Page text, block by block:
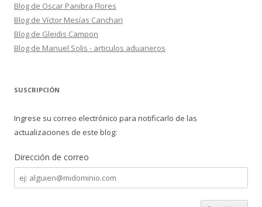
Blog de Oscar Panibra Flores
Blog de Víctor Mesías Canchari
Blog de Gleidis Campon
Blog de Manuel Solis - articulos aduaneros
SUSCRIPCIÓN
Ingrese su correo electrónico para notificarlo de las
actualizaciones de este blog:
Dirección de correo
Dirección
de
correo